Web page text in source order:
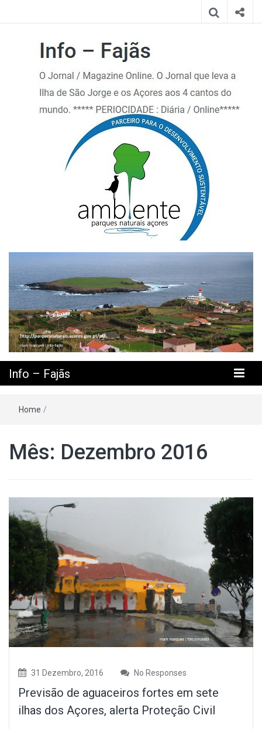
Info – Fajãs
Home /
Mês: Dezembro 2016
31 Dezembro, 2016 No Responses
Previsão de aguaceiros fortes em sete
ilhas dos Açores, alerta Proteção Civil